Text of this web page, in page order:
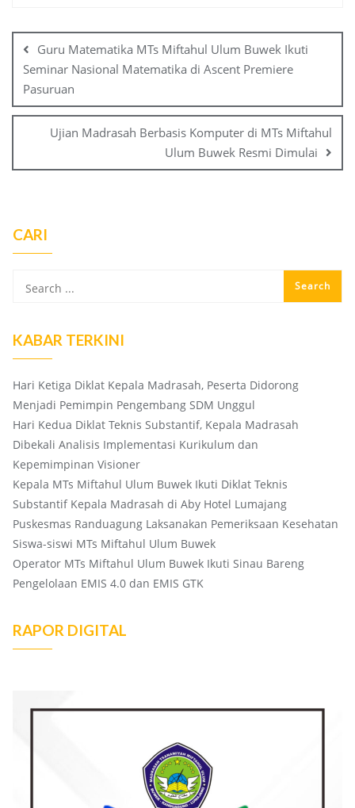
navigation
Guru Matematika MTs Miftahul Ulum Buwek Ikuti
Seminar Nasional Matematika di Ascent Premiere
Pasuruan
Ujian Madrasah Berbasis Komputer di MTs Miftahul
Ulum Buwek Resmi Dimulai
CARI
KABAR TERKINI
Hari Ketiga Diklat Kepala Madrasah, Peserta Didorong
Menjadi Pemimpin Pengembang SDM Unggul
Hari Kedua Diklat Teknis Substantif, Kepala Madrasah
Dibekali Analisis Implementasi Kurikulum dan
Kepemimpinan Visioner
Kepala MTs Miftahul Ulum Buwek Ikuti Diklat Teknis
Substantif Kepala Madrasah di Aby Hotel Lumajang
Puskesmas Randuagung Laksanakan Pemeriksaan Kesehatan
Siswa-siswi MTs Miftahul Ulum Buwek
Operator MTs Miftahul Ulum Buwek Ikuti Sinau Bareng
Pengelolaan EMIS 4.0 dan EMIS GTK
RAPOR DIGITAL